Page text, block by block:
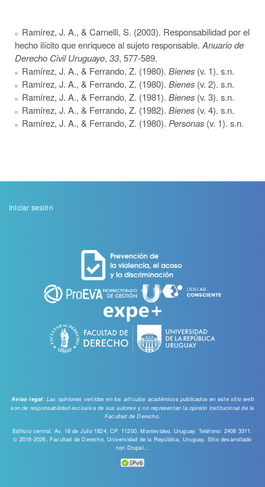
Ramírez, J. A., & Carnelli, S. (2003). Responsabilidad por el
hecho ilícito que enriquece al sujeto responsable.Anuario de
Derecho Civil Uruguayo, 33, 577-589.
Ramírez, J. A., & Ferrando, Z. (1980). Bienes (v. 1). s.n.
Ramírez, J. A., & Ferrando, Z. (1980). Bienes (v. 2). s.n.
Ramírez, J. A., & Ferrando, Z. (1981). Bienes (v. 3). s.n.
Ramírez, J. A., & Ferrando, Z. (1982). Bienes (v. 4). s.n.
Ramírez, J. A., & Ferrando, Z. (1980). Personas (v. 1). s.n.
Menu
Iniciar sesión
Aviso legal: Las opiniones vertidas en los artículos académicos publicados en este sitio web
son de responsabilidad exclusiva de sus autores y no representan la opinión institucional de la
Facultad de Derecho.
Edificio central: Av. 18 de Julio 1824, CP. 11200, Montevideo, Uruguay. Teléfono: 2408 3311.
© 2016-2026, Facultad de Derecho, Universidad de la República, Uruguay. Sitio desarrollado
con Drupal...